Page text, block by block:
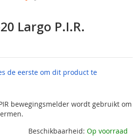
Largo P.I.R.
de eerste om dit product te
bewegingsmelder wordt gebruikt om
Beschikbaarheid: Op voorraad